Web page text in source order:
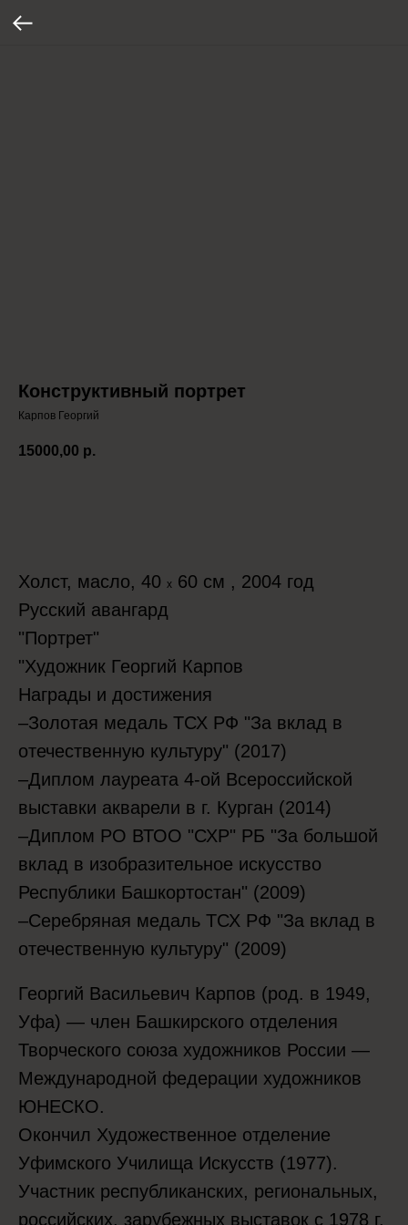
Конструктивный портрет
Карпов Георгий
15000,00 р.
Холст, масло, 40 x 60 см , 2004 год
Русский авангард
"Портрет"
"Художник Георгий Карпов
Награды и достижения
–Золотая медаль ТСХ РФ "За вклад в
отечественную культуру" (2017)
–Диплом лауреата 4-ой Всероссийской
выставки акварели в г. Курган (2014)
–Диплом РО ВТОО "СХР" РБ "За большой
вклад в изобразительное искусство
Республики Башкортостан" (2009)
–Серебряная медаль ТСХ РФ "За вклад в
отечественную культуру" (2009)
Георгий Васильевич Карпов (род. в 1949,
Уфа) — член Башкирского отделения
Творческого союза художников России —
Международной федерации художников
ЮНЕСКО.
Окончил Художественное отделение
Уфимского Училища Искусств (1977).
Участник республиканских, региональных,
российских, зарубежных выставок с 1978 г.